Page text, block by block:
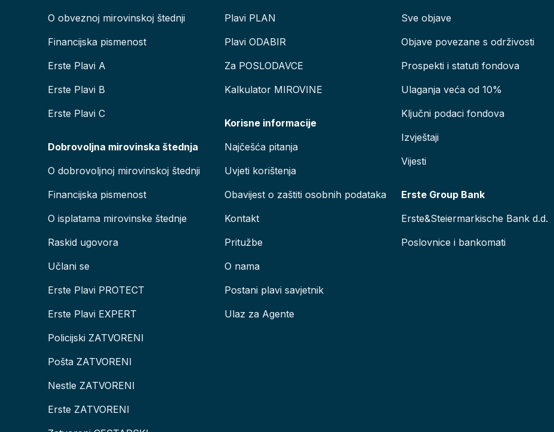
O obveznoj mirovinskoj štednji
Financijska pismenost
Erste Plavi A
Erste Plavi B
Erste Plavi C
Dobrovoljna mirovinska štednja
O dobrovoljnoj mirovinskoj štednji
Financijska pismenost
O isplatama mirovinske štednje
Raskid ugovora
Učlani se
Erste Plavi PROTECT
Erste Plavi EXPERT
Policijski ZATVORENI
Pošta ZATVORENI
Nestle ZATVORENI
Erste ZATVORENI
Plavi PLAN
Plavi ODABIR
Za POSLODAVCE
Kalkulator MIROVINE
Korisne informacije
Najčešća pitanja
Uvjeti korištenja
Obavijest o zaštiti osobnih podataka
Kontakt
Pritužbe
O nama
Postani plavi savjetnik
Ulaz za Agente
Sve objave
Objave povezane s održivosti
Prospekti i statuti fondova
Ulaganja veća od 10%
Ključni podaci fondova
Izvještaji
Vijesti
Erste Group Bank
Erste&Steiermarkische Bank d.d.
Poslovnice i bankomati